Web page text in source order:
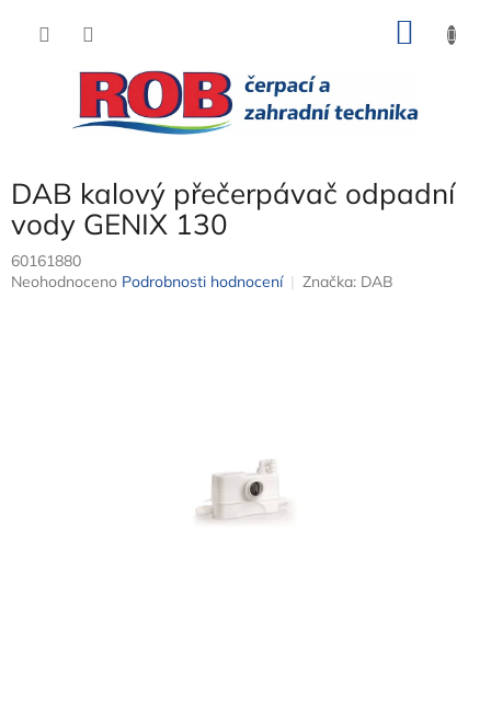
DAB kalový přečerpávač odpadní
vody GENIX 130
60161880
Průměrné
Neohodnoceno Podrobnosti hodnocení Značka: DAB